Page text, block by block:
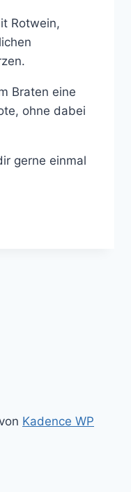
Rotwein,
Braten eine
ohne dabei
gerne einmal
Kadence WP